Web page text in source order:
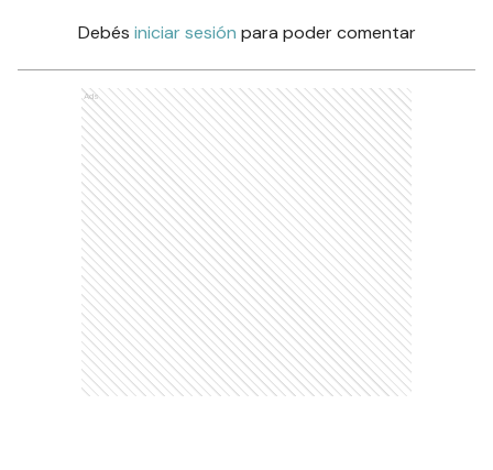
Debés iniciar sesión para poder comentar
Ads